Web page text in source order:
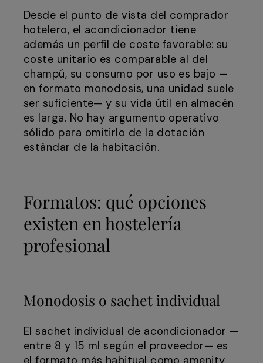
Desde el punto de vista del comprador
hotelero, el acondicionador tiene
además un perfil de coste favorable: su
coste unitario es comparable al del
champú, su consumo por uso es bajo —
en formato monodosis, una unidad suele
ser suficiente— y su vida útil en almacén
es larga. No hay argumento operativo
sólido para omitirlo de la dotación
estándar de la habitación.
Formatos: qué opciones
existen en hostelería
profesional
Monodosis o sachet individual
El sachet individual de acondicionador —
entre 8 y 15 ml según el proveedor— es